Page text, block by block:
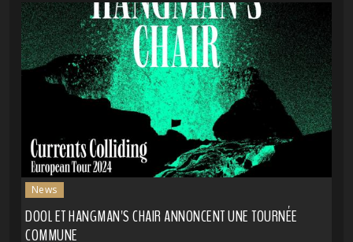
News
DOOL ET HANGMAN'S CHAIR ANNONCENT UNE TOURNÉE
COMMUNE